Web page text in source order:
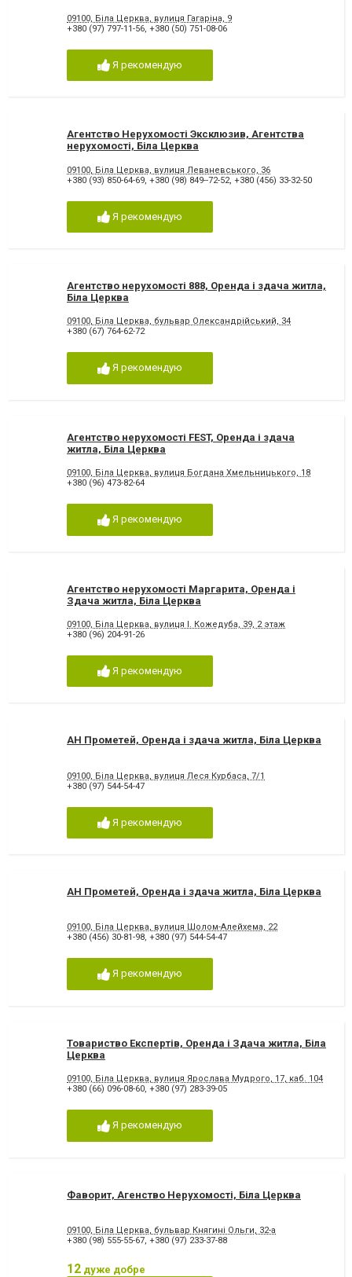
09100, Біла Церква, вулиця Гагаріна, 9
+380 (97) 797-11-56, +380 (50) 751-08-06
Я рекомендую
Агентство Нерухомості Эксклюзив, Агентства
нерухомості, Біла Церква
09100, Біла Церква, вулиця Леваневського, 36
+380 (93) 850-64-69, +380 (98) 849--72-52, +380 (456) 33-32-50
Я рекомендую
Агентство нерухомості 888, Оренда і здача житла,
Біла Церква
09100, Біла Церква, бульвар Олександрійський, 34
+380 (67) 764-62-72
Я рекомендую
Агентство нерухомості FEST, Оренда і здача
житла, Біла Церква
09100, Біла Церква, вулиця Богдана Хмельницького, 18
+380 (96) 473-82-64
Я рекомендую
Агентство нерухомості Маргарита, Оренда і
Здача житла, Біла Церква
09100, Біла Церква, вулиця І. Кожедуба, 39, 2 этаж
+380 (96) 204-91-26
Я рекомендую
АН Прометей, Оренда і здача житла, Біла Церква
09100, Біла Церква, вулиця Леся Курбаса, 7/1
+380 (97) 544-54-47
Я рекомендую
АН Прометей, Оренда і здача житла, Біла Церква
09100, Біла Церква, вулиця Шолом-Алейхема, 22
+380 (456) 30-81-98, +380 (97) 544-54-47
Я рекомендую
Товариство Експертів, Оренда і Здача житла, Біла
Церква
09100, Біла Церква, вулиця Ярослава Мудрого, 17, каб. 104
+380 (66) 096-08-60, +380 (97) 283-39-05
Я рекомендую
Фаворит, Агенство Нерухомості, Біла Церква
09100, Біла Церква, бульвар Княгині Ольги, 32-а
+380 (98) 555-55-67, +380 (97) 233-37-88
12 дуже добре